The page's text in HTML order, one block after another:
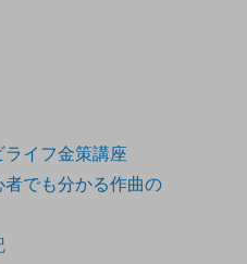
イフ金策講座
者でも分かる作曲の